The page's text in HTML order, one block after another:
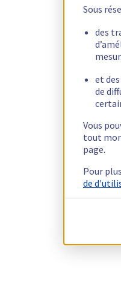
Sous
des
et
de
Vous
tout
page.
Pour
de